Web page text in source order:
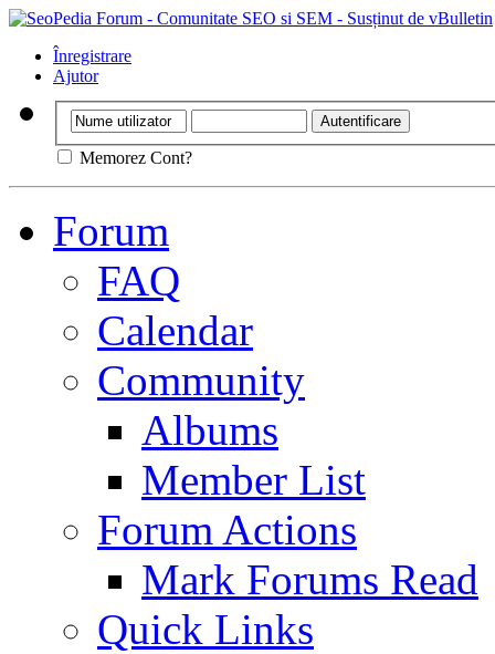
Înregistrare
Ajutor
Memorez Cont?
Forum
FAQ
Calendar
Community
Albums
Member List
Forum Actions
Mark Forums Read
Quick Links